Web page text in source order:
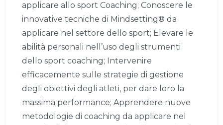
applicare allo sport Coaching; Conoscere le
innovative tecniche di Mindsetting® da
applicare nel settore dello sport; Elevare le
abilità personali nell’uso degli strumenti
dello sport coaching; Intervenire
efficacemente sulle strategie di gestione
degli obiettivi degli atleti, per dare loro la
massima performance; Apprendere nuove
metodologie di coaching da applicare nel